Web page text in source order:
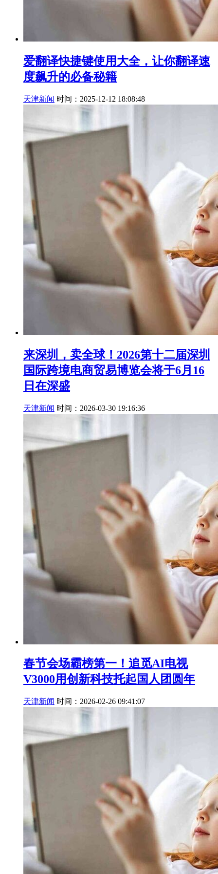
爱翻译快捷键使用大全，让你翻译速
度飙升的必备秘籍
天津新闻 时间：2025-12-12 18:08:48
来深圳，卖全球！2026第十二届深圳
国际跨境电商贸易博览会将于6月16
日在深盛
天津新闻 时间：2026-03-30 19:16:36
春节会场霸榜第一！追觅AI电视
V3000用创新科技托起国人团圆年
天津新闻 时间：2026-02-26 09:41:07